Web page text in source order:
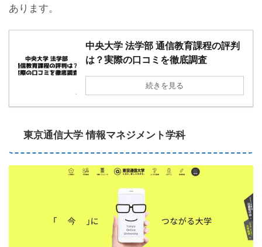
あります。
中央大学 法学部 通信教育課程の評判
は？実際の口コミを徹底調査
続きを見る
東京通信大学 情報マネジメント学科